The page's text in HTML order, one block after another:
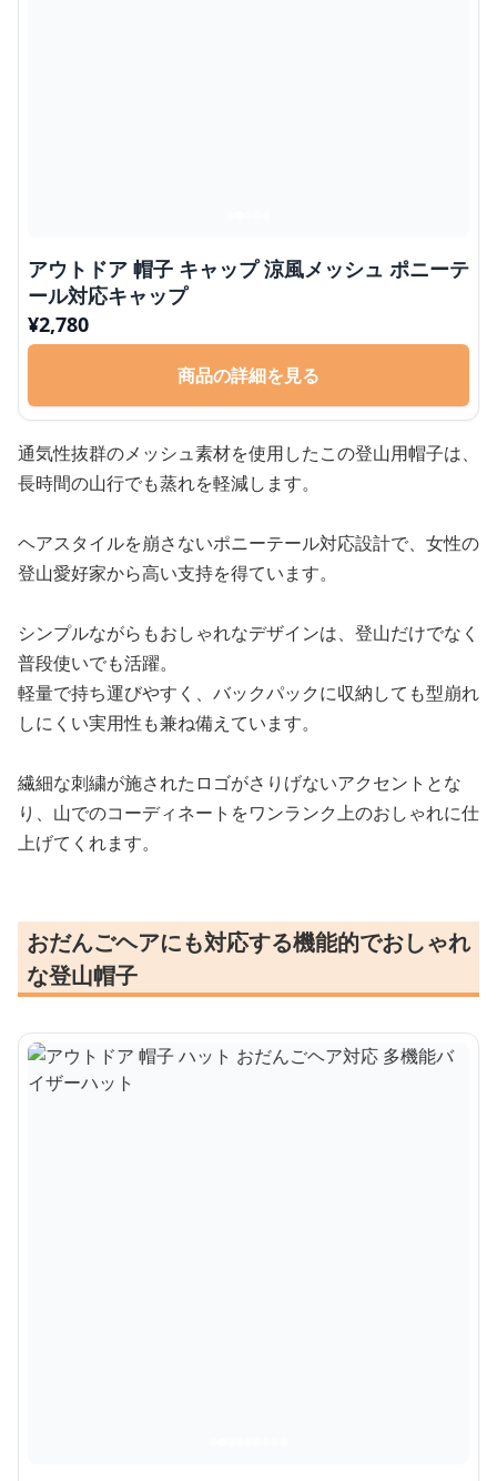
アウトドア 帽子 キャップ 涼風メッシュ ポニーテ
ール対応キャップ
¥2,780
商品の詳細を見る
通気性抜群のメッシュ素材を使用したこの登山用帽子は、
長時間の山行でも蒸れを軽減します。
ヘアスタイルを崩さないポニーテール対応設計で、女性の
登山愛好家から高い支持を得ています。
シンプルながらもおしゃれなデザインは、登山だけでなく
普段使いでも活躍。
軽量で持ち運びやすく、バックパックに収納しても型崩れ
しにくい実用性も兼ね備えています。
繊細な刺繍が施されたロゴがさりげないアクセントとな
り、山でのコーディネートをワンランク上のおしゃれに仕
上げてくれます。
おだんごヘアにも対応する機能的でおしゃれ
な登山帽子